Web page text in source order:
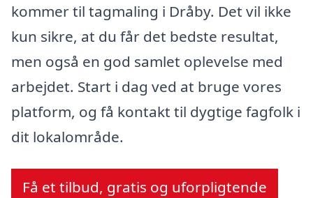
kommer til tagmaling i Dråby. Det vil ikke
kun sikre, at du får det bedste resultat,
men også en god samlet oplevelse med
arbejdet. Start i dag ved at bruge vores
platform, og få kontakt til dygtige fagfolk i
dit lokalområde.
Få et tilbud, gratis og uforpligtende